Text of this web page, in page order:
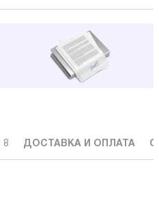
8 ДОСТАВКА И ОПЛАТА